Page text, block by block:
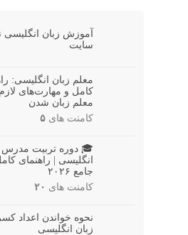
آموزش زبان انگلیسی
سایت
معلم زبان انگلیسی:
کامل و مهارت‌های
معلم زبان شدن
کامنت های ۵
🎓 دوره تربیت مدرس
انگلیسی | راهنمای
جامع ۲۰۲۶
کامنت های ۲۰
نحوه خواندن اعداد
زبان انگلیسی